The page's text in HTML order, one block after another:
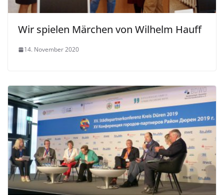
Wir spielen Märchen von Wilhelm Hauff
14. November 2020